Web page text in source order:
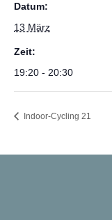
Datum:
13 März
Zeit:
19:20 - 20:30
Indoor-Cycling 21